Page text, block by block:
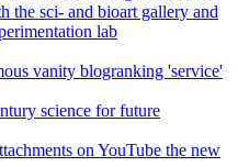
the sci- and bioart gallery and
lab
vanity blogranking 'service'
science for future
on YouTube the new